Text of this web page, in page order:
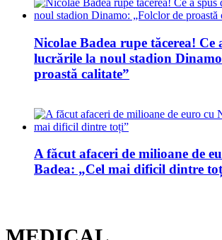
Nicolae Badea rupe tăcerea! Ce
lucrările la noul stadion
proastă calitate”
A făcut afaceri de milioane de
Badea: „Cel mai dificil dintre